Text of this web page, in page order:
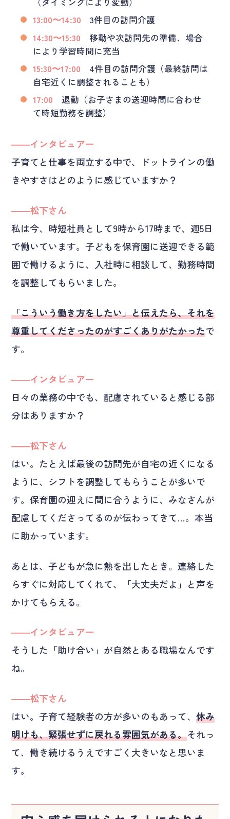
13:00〜14:30 3件目の訪問介護
14:30〜15:30 移動や次訪問先の準備、場合
により学習時間に充当
15:30〜17:00 4件目の訪問介護（最終訪問は
自宅近くに調整されることも）
17:00 退勤（お子さまの送迎時間に合わせ
て時短勤務を調整）
――インタビュアー
子育てと仕事を両立する中で、ドットラインの働
きやすさはどのように感じていますか？
――松下さん
私は今、時短社員として9時から17時まで、週5日
で働いています。子どもを保育園に送迎できる範
囲で働けるように、入社時に相談して、勤務時間
を調整してもらいました。
「こういう働き方をしたい」と伝えたら、それを
尊重してくださったのがすごくありがたかったで
す。
――インタビュアー
日々の業務の中でも、配慮されていると感じる部
分はありますか？
――松下さん
はい。たとえば最後の訪問先が自宅の近くになる
ように、シフトを調整してもらうことが多いで
す。保育園の迎えに間に合うように、みなさんが
配慮してくださってるのが伝わってきて…。本当
に助かっています。
あとは、子どもが急に熱を出したとき。連絡した
らすぐに対応してくれて、「大丈夫だよ」と声を
かけてもらえる。
――インタビュアー
そうした「助け合い」が自然とある職場なんです
ね。
――松下さん
はい。子育て経験者の方が多いのもあって、休み
明けも、緊張せずに戻れる雰囲気がある。それっ
て、働き続けるうえですごく大きいなと思いま
す。